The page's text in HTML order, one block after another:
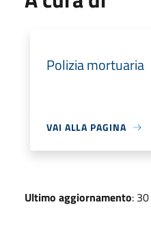
Polizia mortuaria
VAI ALLA PAGINA
Ultimo aggiornamento: